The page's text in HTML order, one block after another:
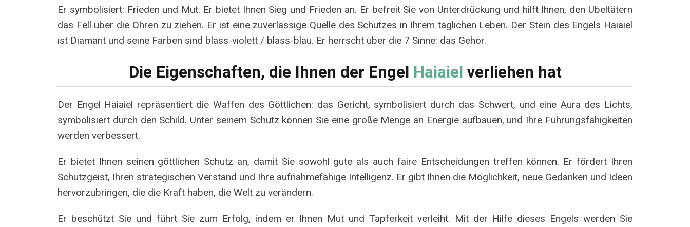
Er symbolisiert: Frieden und Mut. Er bietet Ihnen Sieg und Frieden an. Er befreit Sie von Unterdrückung und hilft Ihnen, den Übeltätern
das Fell über die Ohren zu ziehen. Er ist eine zuverlässige Quelle des Schutzes in Ihrem täglichen Leben. Der Stein des Engels Haiaiel
ist Diamant und seine Farben sind blass-violett / blass-blau. Er herrscht über die 7 Sinne: das Gehör.
Die Eigenschaften, die Ihnen der Engel Haiaiel verliehen hat
Der Engel Haiaiel repräsentiert die Waffen des Göttlichen: das Gericht, symbolisiert durch das Schwert, und eine Aura des Lichts,
symbolisiert durch den Schild. Unter seinem Schutz können Sie eine große Menge an Energie aufbauen, und Ihre Führungsfähigkeiten
werden verbessert.
Er bietet Ihnen seinen göttlichen Schutz an, damit Sie sowohl gute als auch faire Entscheidungen treffen können. Er fördert Ihren
Schutzgeist, Ihren strategischen Verstand und Ihre aufnahmefähige Intelligenz. Er gibt Ihnen die Möglichkeit, neue Gedanken und Ideen
hervorzubringen, die die Kraft haben, die Welt zu verändern.
Er beschützt Sie und führt Sie zum Erfolg, indem er Ihnen Mut und Tapferkeit verleiht. Mit der Hilfe dieses Engels werden Sie